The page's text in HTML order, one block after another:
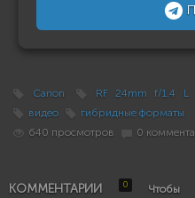
Canon RF 24mm f/1.4 L
видео
гибридные форматы
640 просмотров
0
КОММЕНТАРИИ 0
Чтобы